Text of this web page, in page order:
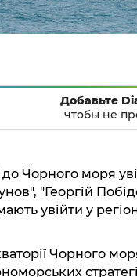
Добавьте
чтобы не
Чорного моря
"Георгій
увійти у
Чорного